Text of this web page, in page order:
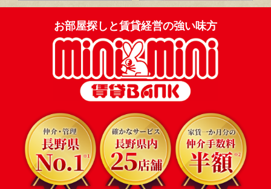
お部屋探しと賃貸経営の強い味方